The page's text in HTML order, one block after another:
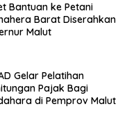
Bantuan ke Petani
Barat Diserahkan
Malut
Gelar Pelatihan
Pajak Bagi
di Pemprov Malut